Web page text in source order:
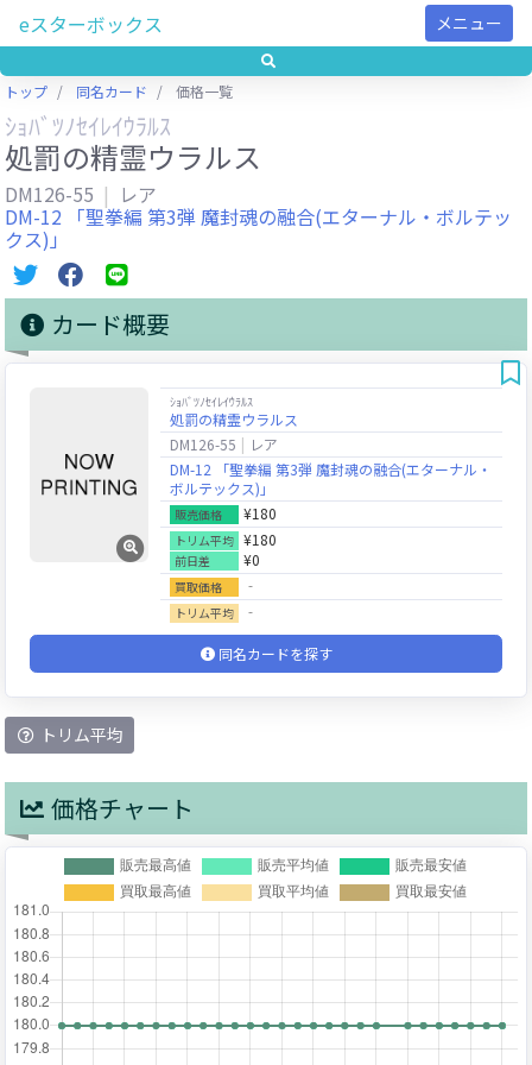
eスターボックス メニュー
トップ 同名カード 価格一覧
ｼｮﾊﾞﾂﾉｾｲﾚｲｳﾗﾙｽ
処罰の精霊ウラルス
DM126-55 レア
DM-12 「聖拳編 第3弾 魔封魂の融合(エターナル・ボルテッ
クス)」
カード概要
ｼｮﾊﾞﾂﾉｾｲﾚｲｳﾗﾙｽ
処罰の精霊ウラルス
DM126-55
レア
DM-12 「聖拳編 第3弾 魔封魂の融合(エターナル・
ボルテックス)」
販売価格 ¥180
トリム平均 ¥180
前日差 ¥0
買取価格 ‐
トリム平均 ‐
同名カードを探す
トリム平均
価格チャート